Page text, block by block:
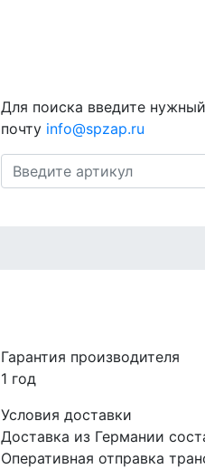
Для поиска введите
почту info@spzap.ru
Гарантия производителя
1 год
Условия доставки
Доставка из Германии
Оперативная отправка